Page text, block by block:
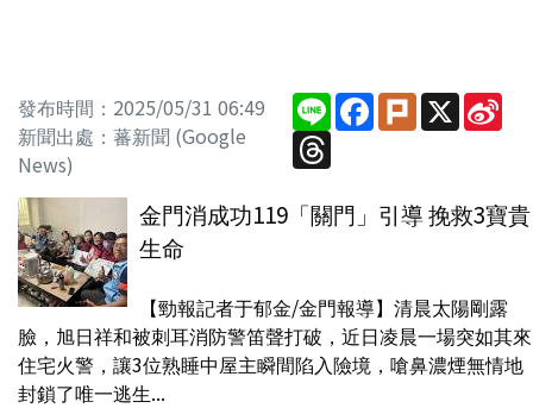
發布時間：2025/05/31 06:49
新聞出處：蕃新聞 (Google
News)
Line Facebook
PlurkX
Threads
金門消成功119「關門」引導 挽救3寶貴
生命
【勁報記者于郁金/金門報導】清晨太陽剛露
臉，旭日祥和被刺耳消防警笛聲打破，近日凌晨一場突如其來
住宅火警，讓3位熟睡中屋主瞬間陷入險境，嗆鼻濃煙無情地
封鎖了唯一逃生...